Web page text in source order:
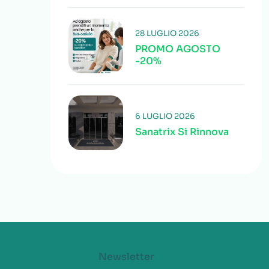
PROMO AGOSTO
-20%
28 LUGLIO 2026
Sanatrix Si Rinnova
6 LUGLIO 2026
Newsletter